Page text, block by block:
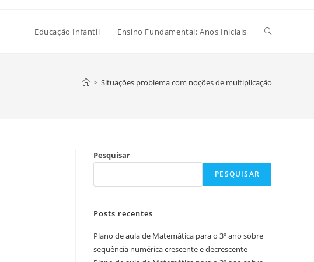
Educação Infantil Ensino Fundamental: Anos Iniciais Alternar
site
> Situações problema com noções de multiplicação
Pesquisar
PESQUISAR
Posts recentes
Plano de aula de Matemática para o 3º ano sobre
sequência numérica crescente e decrescente